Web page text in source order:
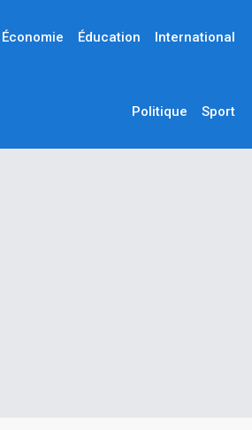
Économie Éducation International
Politique Sport